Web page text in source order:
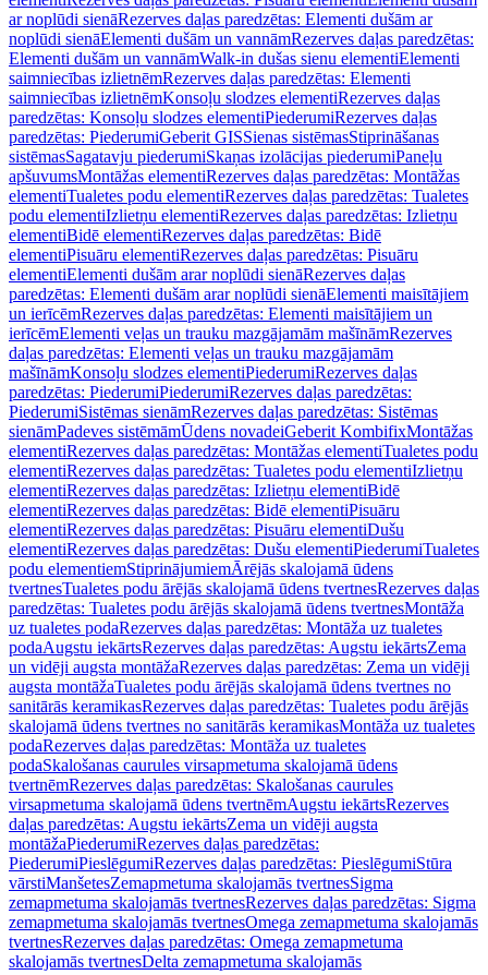
ar noplūdi sienāRezerves daļas paredzētas: Elementi dušām ar
noplūdi sienāElementi dušām un vannāmRezerves daļas paredzētas:
Elementi dušām un vannāmWalk-in dušas sienu elementiElementi
saimniecības izlietnēmRezerves daļas paredzētas: Elementi
saimniecības izlietnēmKonsoļu slodzes elementiRezerves daļas
paredzētas: Konsoļu slodzes elementiPiederumiRezerves daļas
paredzētas: PiederumiGeberit GISSienas sistēmasStiprināšanas
sistēmasSagatavju piederumiSkaņas izolācijas piederumiPaneļu
apšuvumsMontāžas elementiRezerves daļas paredzētas: Montāžas
elementiTualetes podu elementiRezerves daļas paredzētas: Tualetes
podu elementiIzlietņu elementiRezerves daļas paredzētas: Izlietņu
elementiBidē elementiRezerves daļas paredzētas: Bidē
elementiPisuāru elementiRezerves daļas paredzētas: Pisuāru
elementiElementi dušām arar noplūdi sienāRezerves daļas
paredzētas: Elementi dušām arar noplūdi sienāElementi maisītājiem
un ierīcēmRezerves daļas paredzētas: Elementi maisītājiem un
ierīcēmElementi veļas un trauku mazgājamām mašīnāmRezerves
daļas paredzētas: Elementi veļas un trauku mazgājamām
mašīnāmKonsoļu slodzes elementiPiederumiRezerves daļas
paredzētas: PiederumiPiederumiRezerves daļas paredzētas:
PiederumiSistēmas sienāmRezerves daļas paredzētas: Sistēmas
sienāmPadeves sistēmāmŪdens novadeiGeberit KombifixMontāžas
elementiRezerves daļas paredzētas: Montāžas elementiTualetes podu
elementiRezerves daļas paredzētas: Tualetes podu elementiIzlietņu
elementiRezerves daļas paredzētas: Izlietņu elementiBidē
elementiRezerves daļas paredzētas: Bidē elementiPisuāru
elementiRezerves daļas paredzētas: Pisuāru elementiDušu
elementiRezerves daļas paredzētas: Dušu elementiPiederumiTualetes
podu elementiemStiprinājumiemĀrējās skalojamā ūdens
tvertnesTualetes podu ārējās skalojamā ūdens tvertnesRezerves daļas
paredzētas: Tualetes podu ārējās skalojamā ūdens tvertnesMontāža
uz tualetes podaRezerves daļas paredzētas: Montāža uz tualetes
podaAugstu iekārtsRezerves daļas paredzētas: Augstu iekārtsZema
un vidēji augsta montāžaRezerves daļas paredzētas: Zema un vidēji
augsta montāžaTualetes podu ārējās skalojamā ūdens tvertnes no
sanitārās keramikasRezerves daļas paredzētas: Tualetes podu ārējās
skalojamā ūdens tvertnes no sanitārās keramikasMontāža uz tualetes
podaRezerves daļas paredzētas: Montāža uz tualetes
podaSkalošanas caurules virsapmetuma skalojamā ūdens
tvertnēmRezerves daļas paredzētas: Skalošanas caurules
virsapmetuma skalojamā ūdens tvertnēmAugstu iekārtsRezerves
daļas paredzētas: Augstu iekārtsZema un vidēji augsta
montāžaPiederumiRezerves daļas paredzētas:
PiederumiPieslēgumiRezerves daļas paredzētas: PieslēgumiStūra
vārstiManšetesZemapmetuma skalojamās tvertnesSigma
zemapmetuma skalojamās tvertnesRezerves daļas paredzētas: Sigma
zemapmetuma skalojamās tvertnesOmega zemapmetuma skalojamās
tvertnesRezerves daļas paredzētas: Omega zemapmetuma
skalojamās tvertnesDelta zemapmetuma skalojamās